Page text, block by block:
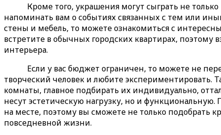
Кроме того, украшения могут сыграть не
напоминать вам о событиях связанных с тем или
стены и мебель, то можете ознакомиться с
встретите в обычных городских квартирах,
интерьера.
Если у вас бюджет ограничен, то можете не
творческий человек и любите экспериментировать.
комнаты, главное подбирать их индивидуально,
несут эстетическую нагрузку, но и
на месте, поэтому вы сможете не только подобрать
повседневной жизни.